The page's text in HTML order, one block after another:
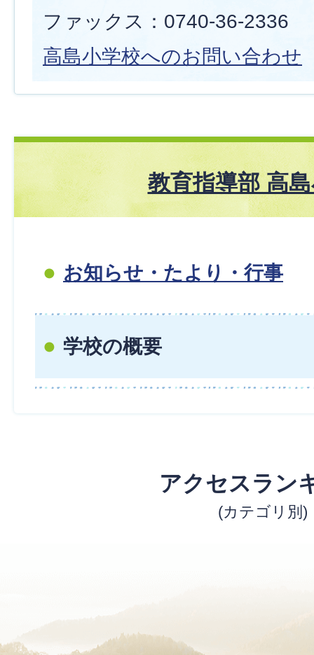
ファックス：0740-36-2336
高島小学校へのお問い合わせ
教育指導部 高
お知らせ・たより・行事
学校の概要
アクセスラン
(カテゴリ別)